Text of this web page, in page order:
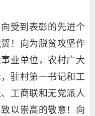
受到表彰的先进个
！向为脱贫攻坚作
业单位，农村广大
驻村第一书记和工
工商联和无党派人
以崇高的敬意！向